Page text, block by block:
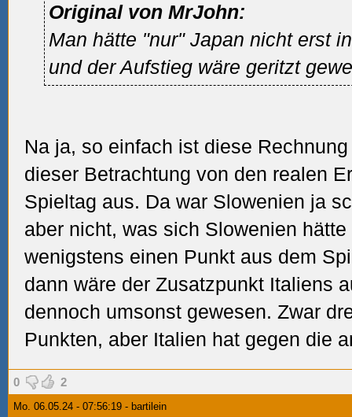
Original von MrJohn:
Man hätte "nur" Japan nicht erst
und der Aufstieg wäre geritzt
Na ja, so einfach ist diese
dieser Betrachtung von den realen
Spieltag aus. Da war Slowenien ja
aber nicht, was sich Slowenien
wenigstens einen Punkt aus dem
dann wäre der Zusatzpunkt Italiens
dennoch umsonst gewesen. Zwar
Punkten, aber Italien hat gegen die
0 2
Mo. 06.05.24 - 07:56:19 - bartilein